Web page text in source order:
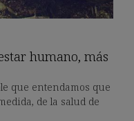
humano, más
que entendamos que
de la salud de